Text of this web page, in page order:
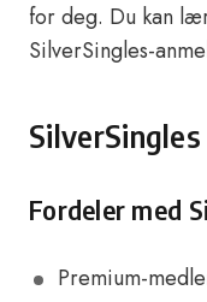
for deg. Du kan
SilverSingles-
Fordeler med
Premium-